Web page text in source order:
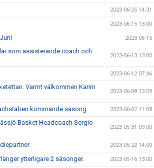
2023-06-25 14:31
2023-06-15 13:00
2023-06-15
som assisterande coach och
2023-06-13 13:00
2023-06-12 07:46
Varmt välkommen Karim
2023-06-08 13:09
kommande säsong 2023-06-02 11:08
Basket Headcoach Sergio
2023-05-31 09:00
2023-05-22 14:00
ytterligare 2 säsonger. 2023-05-16 13:00